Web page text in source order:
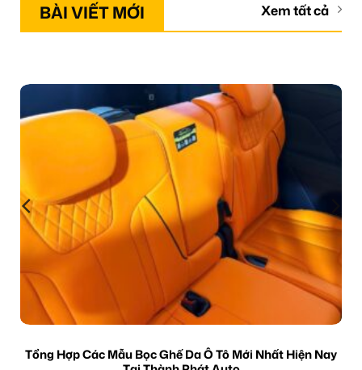
BÀI VIẾT MỚI Xem tất cả
Tổng Hợp Các Mẫu Bọc Ghế Da Ô Tô Mới Nhất Hiện Nay